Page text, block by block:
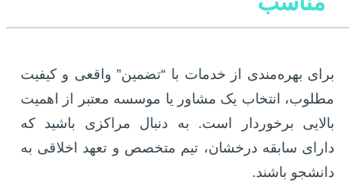
برای بهره‌مندی از خدمات با “تضمین” واقعی و کیفیت
مطلوب، انتخاب یک مشاور یا موسسه معتبر از اهمیت
بالایی برخوردار است. به دنبال مراکزی باشید که
دارای سابقه درخشان، تیم متخصص و تعهد اخلاقی به
دانشجو باشند.